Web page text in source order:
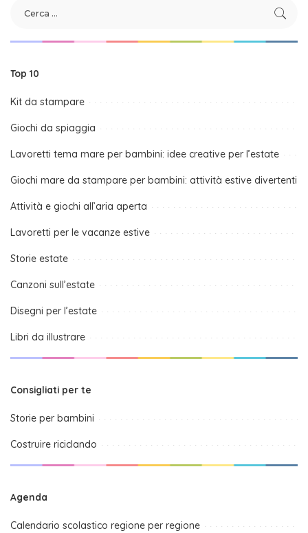
Top 10
Kit da stampare
Giochi da spiaggia
Lavoretti tema mare per bambini: idee creative per l’estate
Giochi mare da stampare per bambini: attività estive divertenti
Attività e giochi all’aria aperta
Lavoretti per le vacanze estive
Storie estate
Canzoni sull’estate
Disegni per l’estate
Libri da illustrare
Consigliati per te
Storie per bambini
Costruire riciclando
Agenda
Calendario scolastico regione per regione